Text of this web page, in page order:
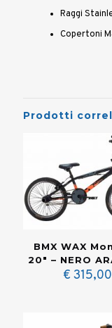
Raggi
Copertoni
Prodotti
BMX WAX
20″ – NERO
€ 315,00